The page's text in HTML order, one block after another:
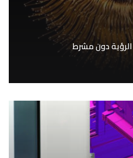
دون مشرط